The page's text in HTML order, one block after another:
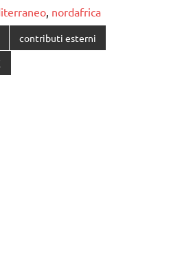
, nordafrica
contributi esterni